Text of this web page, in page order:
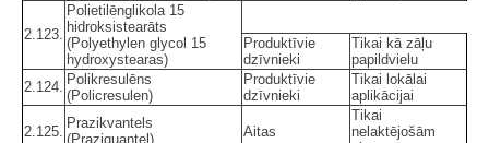
2.123.
Polietilēnglikola 15
hidroksistearāts
(Polyethylen glycol 15
hydroxystearas)
Produktīvie
dzīvnieki
Tikai kā zāļu
papildvielu
2.124. Polikresulēns
(Policresulen)
Produktīvie
dzīvnieki
Tikai lokālai
aplikācijai
2.125.
Prazikvantels
(Praziquantel)
Aitas
Tikai
nelaktējošām